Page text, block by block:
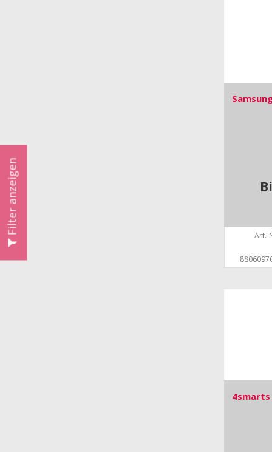
Filter anzeigen Art.-